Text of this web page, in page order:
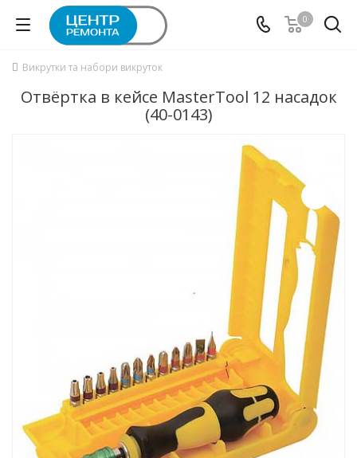
0
Викрутки та набори викруток
Отвёртка в кейсе MasterTool 12 насадок
(40-0143)